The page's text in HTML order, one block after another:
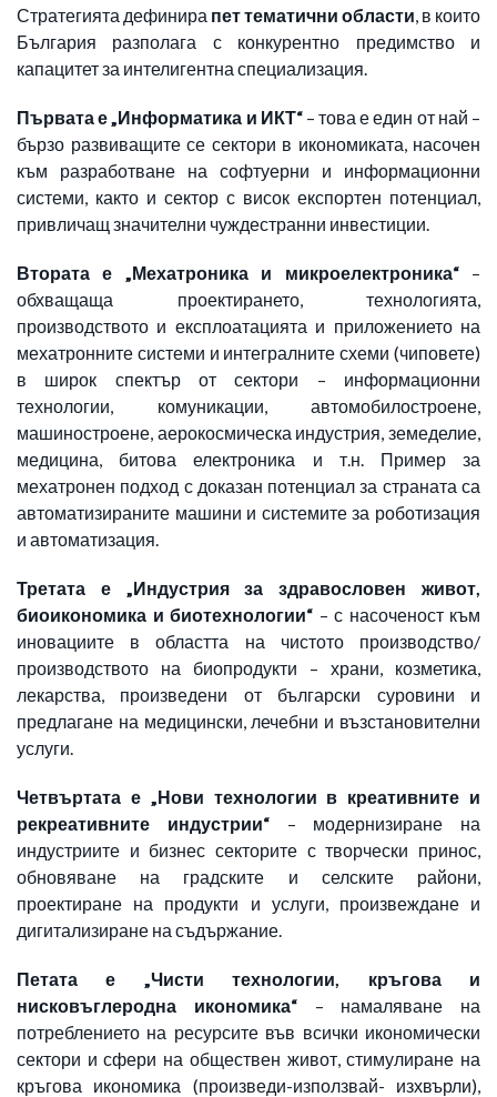
Стратегията дефинира пет тематични области, в които
България разполага с конкурентно предимство и
капацитет за интелигентна специализация.
Първата е„Информатика и ИКТ“ – това е един от най –
бързо развиващите се сектори в икономиката, насочен
към разработване на софтуерни и информационни
системи, както и сектор с висок експортен потенциал,
привличащ значителни чуждестранни инвестиции.
Втората е „Мехатроника и микроелектроника“–
обхващаща проектирането, технологията,
производството и експлоатацията и приложението на
мехатронните системи и интегралните схеми (чиповете)
в широк спектър от сектори – информационни
технологии, комуникации, автомобилостроене,
машиностроене, аерокосмическа индустрия, земеделие,
медицина, битова електроника и т.н. Пример за
мехатронен подход с доказан потенциал за страната са
автоматизираните машини и системите за роботизация
и автоматизация.
Третата е „Индустрия за здравословен живот,
биоикономика и биотехнологии“ – с насоченост към
иновациите в областта на чистото производство/
производството на биопродукти – храни, козметика,
лекарства, произведени от български суровини и
предлагане на медицински, лечебни и възстановителни
услуги.
Четвъртата е „Нови технологии в креативните и
рекреативните индустрии“– модернизиране на
индустриите и бизнес секторите с творчески принос,
обновяване на градските и селските райони,
проектиране на продукти и услуги, произвеждане и
дигитализиране на съдържание.
Петата е „Чисти технологии, кръгова и
нисковъглеродна икономика“– намаляване на
потреблението на ресурсите във всички икономически
сектори и сфери на обществен живот, стимулиране на
кръгова икономика (произведи-използвай- изхвърли),